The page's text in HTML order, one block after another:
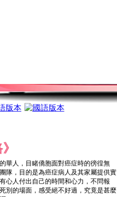
華人，目睹僑胞面對癌症時的徬徨無
隊，目的是為癌症病人及其家屬提供實
心人付出自己的時間和心力，不問報
別的場面，感受絕不好過，究竟是甚麼